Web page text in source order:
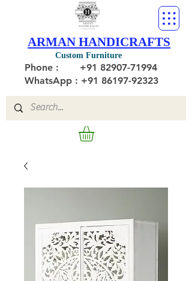
Custom Furniture
ARMAN HANDICRAFTS
Phone : +91 82907-71994
WhatsApp : +91 86197-92323